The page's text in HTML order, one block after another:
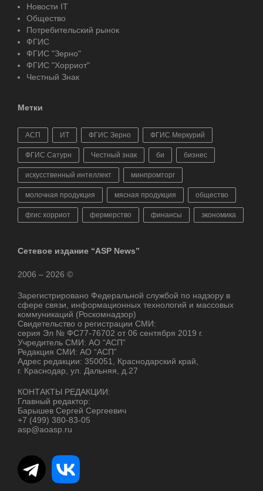
Новости IT
Общество
Потребительский рынок
ФГИС
ФГИС "Зерно"
ФГИС "Хорриот"
Честный Знак
Метки
АСП ИТ ФГИС Зерно ФГИС Меркурий
ФГИС Сатурн Честный знак би бизнес
искусственный интеллект минпромторг
молочная продукция мясная продукция общество
фгис хорриот фермерство финансы экономика
Сетевое издание “ASP News”
2006 – 2026 ©
Зарегистрировано Федеральной службой по надзору в
сфере связи, информационных технологий и массовых
коммуникаций (Роскомнадзор)
Свидетельство о регистрации СМИ:
серия Эл № ФС77-76702 от 06 сентября 2019 г.
Учредитель СМИ: АО “АСП”
Редакция СМИ: АО “АСП”
Адрес редакции: 350051, Краснодарский край,
г. Краснодар, ул. Дальняя, д.27
КОНТАКТЫ РЕДАКЦИИ:
Главный редактор:
Барышев Сергей Сергеевич
+7 (499) 380-83-05
asp@aoasp.ru